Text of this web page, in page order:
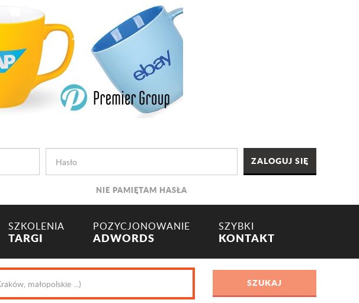
NIE PAMIĘTAM HASŁA
SZKOLENIA
TARGI
POZYCJONOWANIE
ADWORDS
SZYBKI
KONTAKT